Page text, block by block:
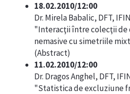
18.02.2010/12:00
Dr. Mirela Babalic, DFT,
"Interacţii între colecţii de
nemasive cu simetriile
(Abstract)
11.02.2010/12:00
Dr. Dragos Anghel, DFT,
"Statistica de excluziune